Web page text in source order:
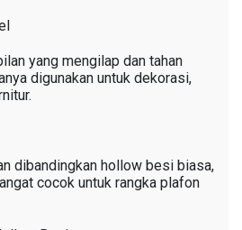
yang mengilap dan tahan
digunakan untuk dekorasi,
dibandingkan hollow besi biasa,
cocok untuk rangka plafon